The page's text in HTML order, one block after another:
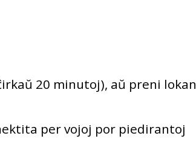
20 minutoj), aŭ preni lokan
per vojoj por piedirantoj